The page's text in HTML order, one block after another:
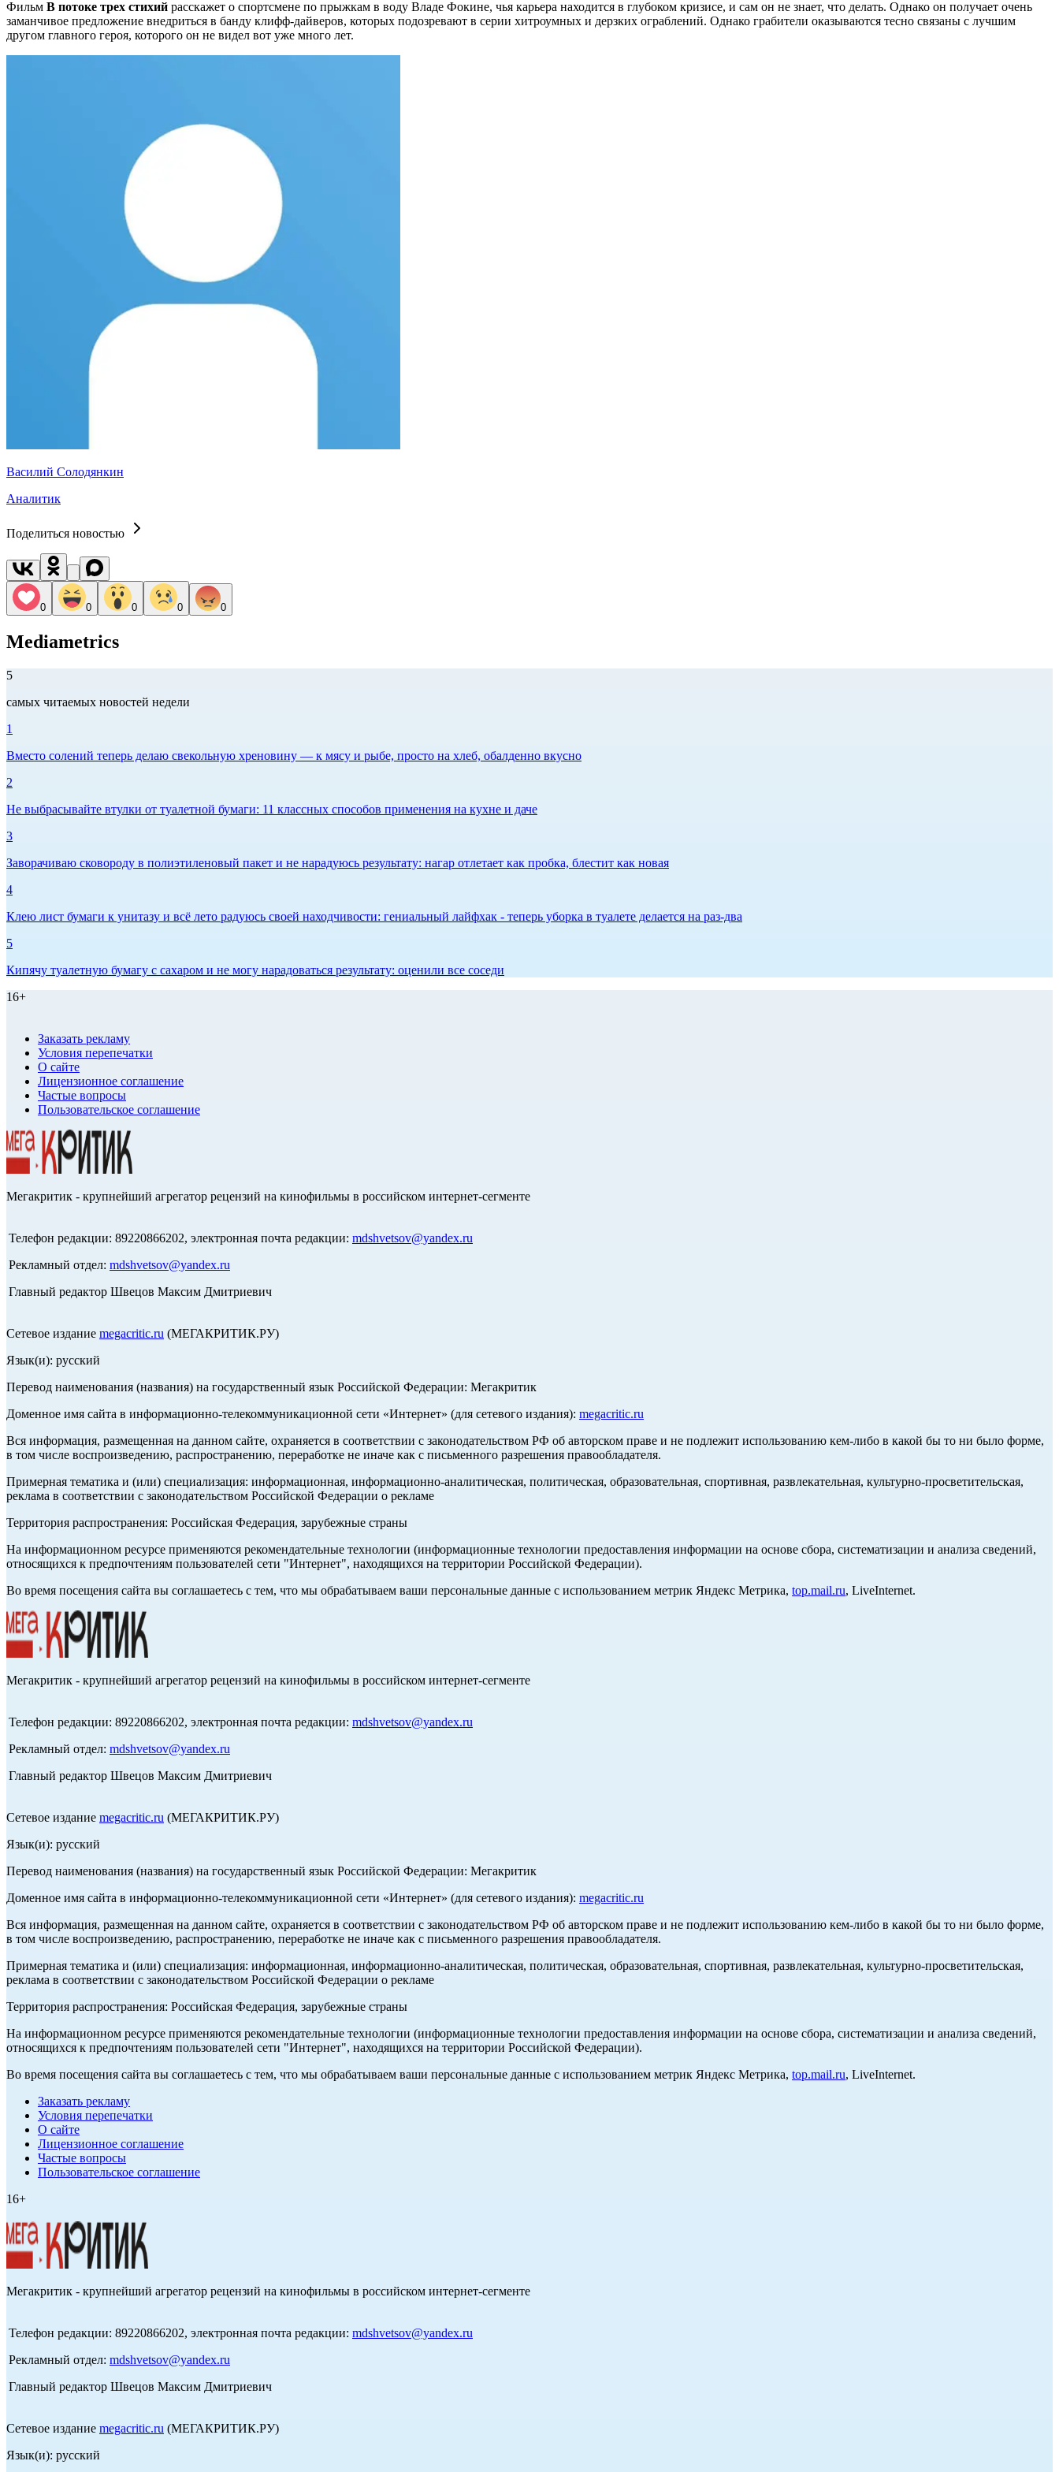
Фильм В потоке трех стихий расскажет о спортсмене по прыжкам в воду Владе Фокине, чья карьера находится в глубоком кризисе, и сам он не знает, что делать. Однако он получает очень
заманчивое предложение внедриться в банду клифф-дайверов, которых подозревают в серии хитроумных и дерзких ограблений. Однако грабители оказываются тесно связаны с лучшим
другом главного героя, которого он не видел вот уже много лет.
Василий Солодянкин
Аналитик
Поделиться новостью
0 0 0 0 0
Mediametrics
5
самых читаемых новостей недели
1
Вместо солений теперь делаю свекольную хреновину — к мясу и рыбе, просто на хлеб, обалденно вкусно
2
Не выбрасывайте втулки от туалетной бумаги: 11 классных способов применения на кухне и даче
3
Заворачиваю сковороду в полиэтиленовый пакет и не нарадуюсь результату: нагар отлетает как пробка, блестит как новая
4
Клею лист бумаги к унитазу и всё лето радуюсь своей находчивости: гениальный лайфхак - теперь уборка в туалете делается на раз-два
5
Кипячу туалетную бумагу с сахаром и не могу нарадоваться результату: оценили все соседи
16+
Заказать рекламу
Условия перепечатки
О сайте
Лицензионное соглашение
Частые вопросы
Пользовательское соглашение
Мегакритик - крупнейший агрегатор рецензий на кинофильмы в российском интернет-сегменте
Телефон редакции: 89220866202, электронная почта редакции: mdshvetsov@yandex.ru
Рекламный отдел: mdshvetsov@yandex.ru
Главный редактор Швецов Максим Дмитриевич
Сетевое издание megacritic.ru (МЕГАКРИТИК.РУ)
Язык(и): русский
Перевод наименования (названия) на государственный язык Российской Федерации: Мегакритик
Доменное имя сайта в информационно-телекоммуникационной сети «Интернет» (для сетевого издания): megacritic.ru
Вся информация, размещенная на данном сайте, охраняется в соответствии с законодательством РФ об авторском праве и не подлежит использованию кем-либо в какой бы то ни было форме,
в том числе воспроизведению, распространению, переработке не иначе как с письменного разрешения правообладателя.
Примерная тематика и (или) специализация: информационная, информационно-аналитическая, политическая, образовательная, спортивная, развлекательная, культурно-просветительская,
реклама в соответствии с законодательством Российской Федерации о рекламе
Территория распространения: Российская Федерация, зарубежные страны
На информационном ресурсе применяются рекомендательные технологии (информационные технологии предоставления информации на основе сбора, систематизации и анализа сведений,
относящихся к предпочтениям пользователей сети "Интернет", находящихся на территории Российской Федерации).
Во время посещения сайта вы соглашаетесь с тем, что мы обрабатываем ваши персональные данные с использованием метрик Яндекс Метрика, top.mail.ru, LiveInternet.
Мегакритик - крупнейший агрегатор рецензий на кинофильмы в российском интернет-сегменте
Телефон редакции: 89220866202, электронная почта редакции: mdshvetsov@yandex.ru
Рекламный отдел: mdshvetsov@yandex.ru
Главный редактор Швецов Максим Дмитриевич
Сетевое издание megacritic.ru (МЕГАКРИТИК.РУ)
Язык(и): русский
Перевод наименования (названия) на государственный язык Российской Федерации: Мегакритик
Доменное имя сайта в информационно-телекоммуникационной сети «Интернет» (для сетевого издания): megacritic.ru
Вся информация, размещенная на данном сайте, охраняется в соответствии с законодательством РФ об авторском праве и не подлежит использованию кем-либо в какой бы то ни было форме,
в том числе воспроизведению, распространению, переработке не иначе как с письменного разрешения правообладателя.
Примерная тематика и (или) специализация: информационная, информационно-аналитическая, политическая, образовательная, спортивная, развлекательная, культурно-просветительская,
реклама в соответствии с законодательством Российской Федерации о рекламе
Территория распространения: Российская Федерация, зарубежные страны
На информационном ресурсе применяются рекомендательные технологии (информационные технологии предоставления информации на основе сбора, систематизации и анализа сведений,
относящихся к предпочтениям пользователей сети "Интернет", находящихся на территории Российской Федерации).
Во время посещения сайта вы соглашаетесь с тем, что мы обрабатываем ваши персональные данные с использованием метрик Яндекс Метрика, top.mail.ru, LiveInternet.
Заказать рекламу
Условия перепечатки
О сайте
Лицензионное соглашение
Частые вопросы
Пользовательское соглашение
16+
Мегакритик - крупнейший агрегатор рецензий на кинофильмы в российском интернет-сегменте
Телефон редакции: 89220866202, электронная почта редакции: mdshvetsov@yandex.ru
Рекламный отдел: mdshvetsov@yandex.ru
Главный редактор Швецов Максим Дмитриевич
Сетевое издание megacritic.ru (МЕГАКРИТИК.РУ)
Язык(и): русский